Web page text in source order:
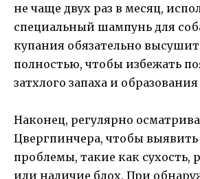
не чаще двух раз в месяц,
специальный шампунь для
купания обязательно
полностью, чтобы избежать
затхлого запаха и
Наконец, регулярно
Цвергпинчера, чтобы
проблемы, такие как сухость,
или наличие блох. При